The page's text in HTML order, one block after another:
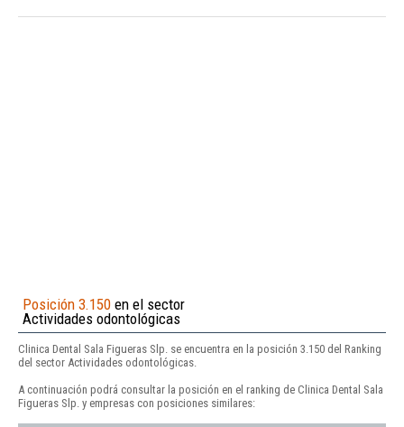
Posición 3.150 en el sector
Actividades odontológicas
Clinica Dental Sala Figueras Slp. se encuentra en la posición 3.150 del Ranking
del sector Actividades odontológicas.
A continuación podrá consultar la posición en el ranking de Clinica Dental Sala
Figueras Slp. y empresas con posiciones similares: